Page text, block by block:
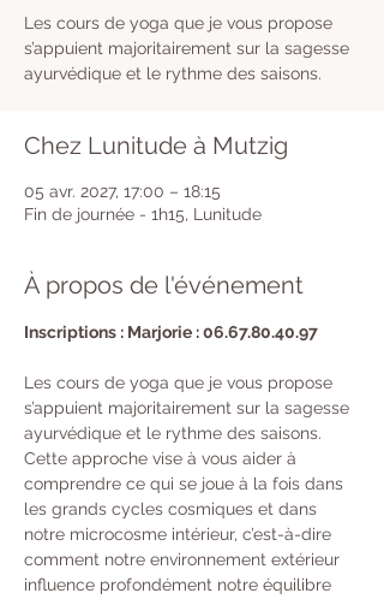
Les cours de yoga que je vous propose
s’appuient majoritairement sur la sagesse
ayurvédique et le rythme des saisons.
Chez Lunitude à Mutzig
05 avr. 2027, 17:00 – 18:15
Fin de journée - 1h15, Lunitude
À propos de l'événement
Inscriptions : Marjorie : 06.67.80.40.97
Les cours de yoga que je vous propose
s’appuient majoritairement sur la sagesse
ayurvédique et le rythme des saisons.
Cette approche vise à vous aider à
comprendre ce qui se joue à la fois dans
les grands cycles cosmiques et dans
notre microcosme intérieur, c’est-à-dire
comment notre environnement extérieur
influence profondément notre équilibre